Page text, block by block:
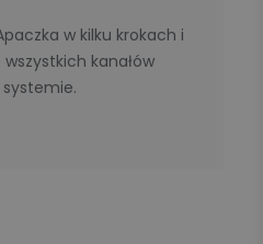
w kilku krokach i
wszystkich kanałów